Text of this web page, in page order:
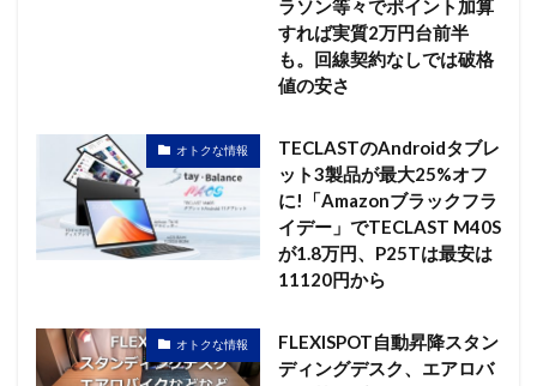
ラソン等々でポイント加算
すれば実質2万円台前半
も。回線契約なしでは破格
値の安さ
オトクな情報
TECLASTのAndroidタブレ
ット3製品が最大25%オフ
に!「Amazonブラックフラ
イデー」でTECLAST M40S
が1.8万円、P25Tは最安は
11120円から
オトクな情報
FLEXISPOT自動昇降スタン
ディングデスク、エアロバ